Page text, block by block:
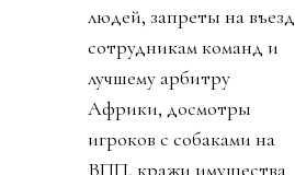
людей, запреты на въезд
сотрудникам команд и
лучшему арбитру
Африки, досмотры
игроков с собаками на
ВПП, кражи имущества